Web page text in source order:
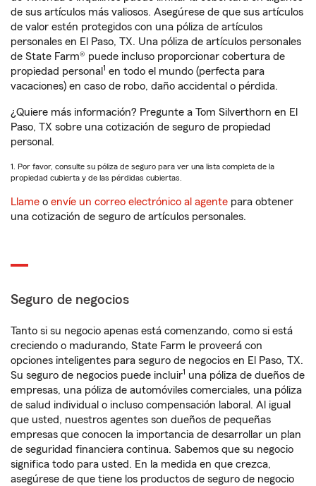
de sus artículos más valiosos. Asegúrese de que sus artículos
de valor estén protegidos con una póliza de artículos
personales en El Paso, TX. Una póliza de artículos personales
de State Farm® puede incluso proporcionar cobertura de
propiedad personal 1 en todo el mundo (perfecta para
vacaciones) en caso de robo, daño accidental o pérdida.
¿Quiere más información? Pregunte a Tom Silverthorn en El
Paso, TX sobre una cotización de seguro de propiedad
personal.
1. Por favor, consulte su póliza de seguro para ver una lista completa de la
propiedad cubierta y de las pérdidas cubiertas.
Llame o envíe un correo electrónico al agente para obtener
una cotización de seguro de artículos personales.
Seguro de negocios
Tanto si su negocio apenas está comenzando, como si está
creciendo o madurando, State Farm le proveerá con
opciones inteligentes para seguro de negocios en El Paso, TX.
Su seguro de negocios puede incluir1 una póliza de dueños de
empresas, una póliza de automóviles comerciales, una póliza
de salud individual o incluso compensación laboral. Al igual
que usted, nuestros agentes son dueños de pequeñas
empresas que conocen la importancia de desarrollar un plan
de seguridad financiera continua. Sabemos que su negocio
significa todo para usted. En la medida en que crezca,
asegúrese de que tiene los productos de seguro de negocio